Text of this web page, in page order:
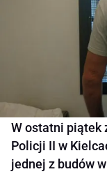
W ostatni piątek
Policji II w
jednej z budów